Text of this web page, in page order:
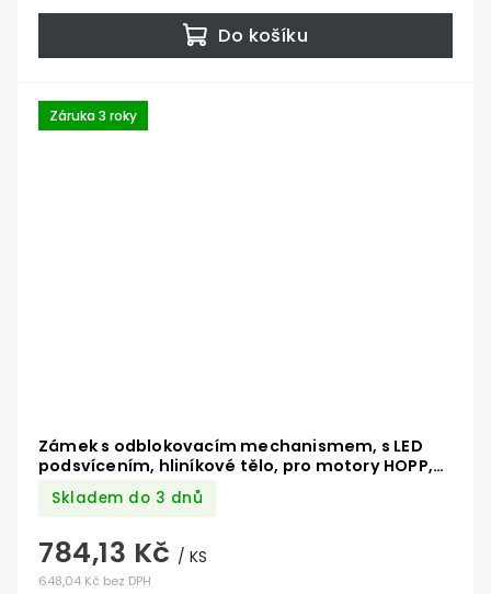
Do košíku
Záruka 3 roky
Zámek s odblokovacím mechanismem, s LED
podsvícením, hliníkové tělo, pro motory HOPP,
POP, SUMO, je potřeba dokoupit táhlo KA1
Skladem do 3 dnů
648,04 Kč bez DPH
784,13 Kč / KS